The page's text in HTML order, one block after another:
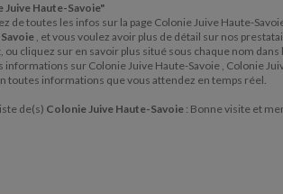
Juive Haute-Savoie"
de toutes les infos sur la page Colonie Juive Haute-
, et vous voulez avoir plus de détail sur nos
cliquez sur en savoir plus situé sous chaque nom
sur Colonie Juive Haute-Savoie , Colonie
toutes informations que vous attendez en temps réel.
de(s) Colonie Juive Haute-Savoie : Bonne visite et